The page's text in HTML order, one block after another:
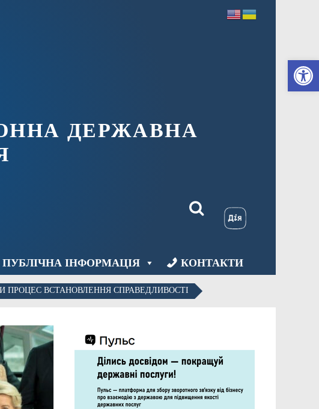
ДЕРЖАВНА
ПУБЛІЧНА ІНФОРМАЦІЯ КОНТАКТИ
ПРОЦЕС ВСТАНОВЛЕННЯ СПРАВЕДЛИВОСТІ